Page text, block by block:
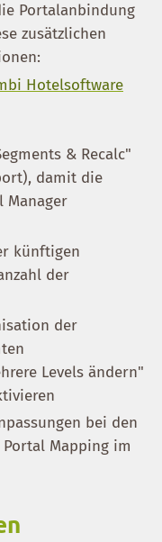
Portalanbindung
zusätzlichen
Hotelsoftware
& Recalc"
damit die
Manager
künftigen
der
der
Levels ändern"
bei den
Mapping im